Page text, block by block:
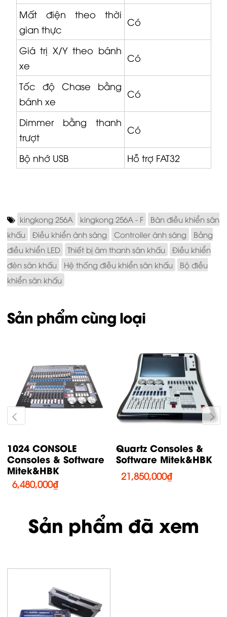
Mất điện theo thời
gian thực
Có
Giá trị X/Y theo bánh
xe
Có
Tốc độ Chase bằng
bánh xe
Có
Dimmer bằng thanh
trượt
Có
Bộ nhớ USB Hỗ trợ FAT32
kingkong 256A kingkong 256A - F
Bàn điều khiển sân
khấu
Điều khiển ánh sáng Controller ánh sáng
Bảng
điều khiển LED
Thiết bị âm thanh sân khấu
Điều khiển
đèn sân khấu
Hệ thống điều khiển sân khấu
Bộ điều
khiển sân khấu
Sản phẩm cùng loại
MA3 Command Wing
Consoles &
Software...
71,220,000₫
T2 Consoles &
Software Mitek&HBK
44,700,000₫
Sản phẩm đã xem